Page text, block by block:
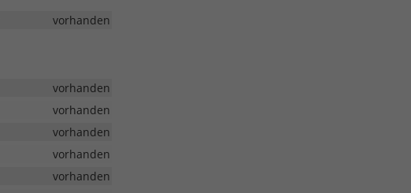
vorhanden
vorhanden
vorhanden
vorhanden
vorhanden
vorhanden